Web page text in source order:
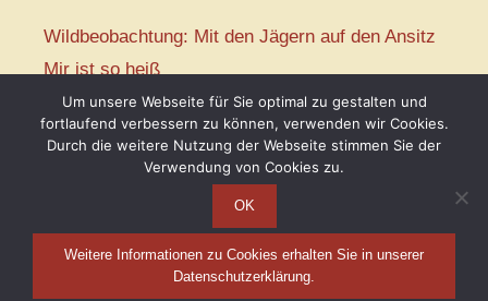
Wildbeobachtung: Mit den Jägern auf den Ansitz
Mir ist so heiß
Mission: Rettungsschwimmer
Vogelwelt-Entdeckertour
Abenteuer Schulanfang
Telse Maria Kähler, 2026
Um unsere Webseite für Sie optimal zu gestalten und
fortlaufend verbessern zu können, verwenden wir Cookies.
Durch die weitere Nutzung der Webseite stimmen Sie der
Verwendung von Cookies zu.
OK
Weitere Informationen zu Cookies erhalten Sie in unserer
Datenschutzerklärung.